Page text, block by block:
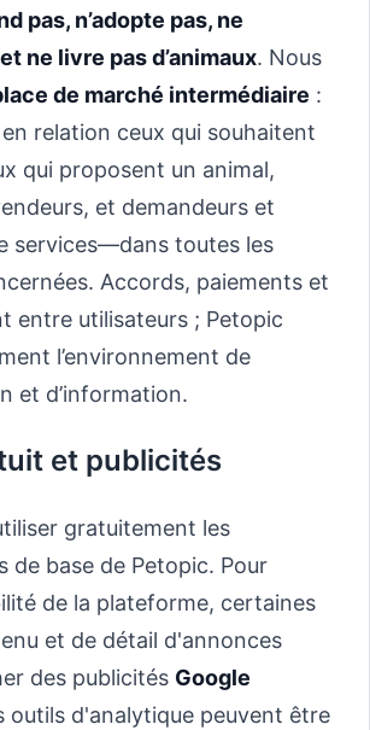
pas, n’adopte pas, ne
ne livre pas d’animaux. Nous
de marché intermédiaire :
relation ceux qui souhaitent
qui proposent un animal,
et demandeurs et
services—dans toutes les
Accords, paiements et
entre utilisateurs ; Petopic
l’environnement de
et d’information.
et publicités
gratuitement les
de base de Petopic. Pour
de la plateforme, certaines
et de détail d'annonces
des publicités Google
outils d'analytique peuvent être